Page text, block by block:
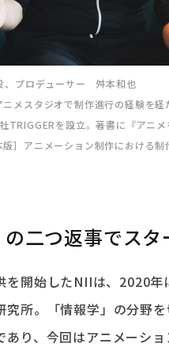
、プロデューサー 舛本和也
メスタジオで制作進行の経験を
TRIGGERを設立。著書に『アニ
］アニメーション制作における制
の二つ返事でスタ
を開始したNIIは、2020
究所。「情報学」の分野
あり、今回はアニメーシ